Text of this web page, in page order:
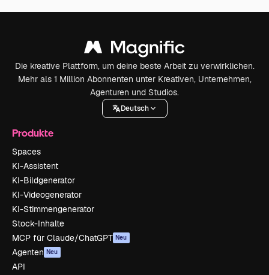
Die kreative Plattform, um deine beste Arbeit zu verwirklichen.
Mehr als 1 Million Abonnenten unter Kreativen, Unternehmen,
Agenturen und Studios.
Deutsch
Produkte
Spaces
KI-Assistent
KI-Bildgenerator
KI-Videogenerator
KI-Stimmengenerator
Stock-Inhalte
MCP für Claude/ChatGPT Neu
Agenten Neu
API